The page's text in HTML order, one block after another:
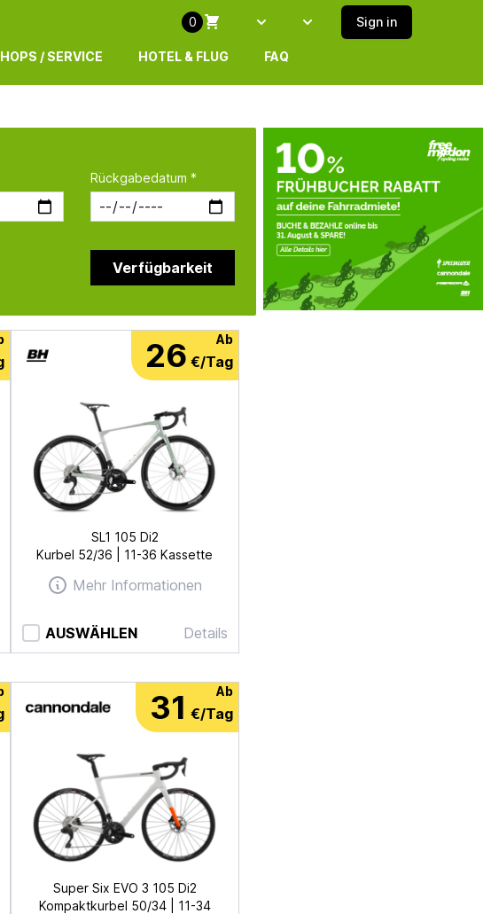
/ SERVICE HOTEL & FLUG FAQ
0
Select languageSELECT ISLAND
Sign in
Rückgabedatum *
Verfügbarkeit
Ab
26 €/Tag
SL1 105 Di2
Kurbel 52/36 | 11-36 Kassette
Mehr Informationen
AUSWÄHLEN Details
Ab
31 €/Tag
Super Six EVO 3 105 Di2
Kompaktkurbel 50/34 | 11-34